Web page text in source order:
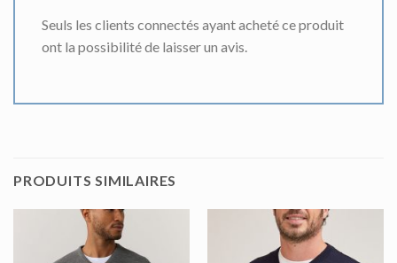
Seuls les clients connectés ayant acheté ce produit
ont la possibilité de laisser un avis.
PRODUITS SIMILAIRES